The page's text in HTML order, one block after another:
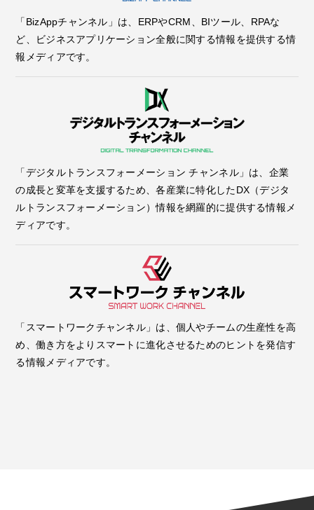
「BizAppチャンネル」は、ERPやCRM、BIツール、RPAな
ど、ビジネスアプリケーション全般に関する情報を提供する情
報メディアです。
「デジタルトランスフォーメーション チャンネル」は、企業
の成長と変革を支援するため、各産業に特化したDX（デジタ
ルトランスフォーメーション）情報を網羅的に提供する情報メ
ディアです。
「スマートワークチャンネル」は、個人やチームの生産性を高
め、働き方をよりスマートに進化させるためのヒントを発信す
る情報メディアです。